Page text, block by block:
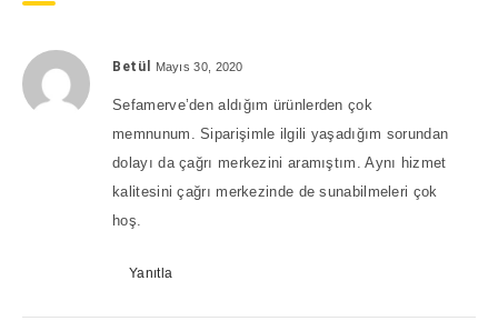
Betül Mayıs 30, 2020
Sefamerve’den aldığım ürünlerden çok
memnunum. Siparişimle ilgili yaşadığım sorundan
dolayı da çağrı merkezini aramıştım. Aynı hizmet
kalitesini çağrı merkezinde de sunabilmeleri çok
hoş.
Yanıtla